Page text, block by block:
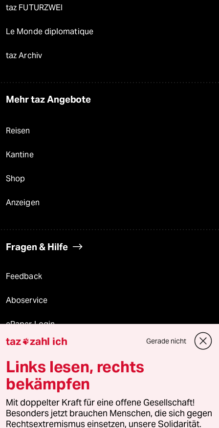
taz FUTURZWEI
Le Monde diplomatique
taz Archiv
Mehr taz Angebote
Reisen
Kantine
Shop
Anzeigen
Fragen & Hilfe
Feedback
Aboservice
ePaper Login
Downloads für Abonnierende
© 2026 taz Verlags und Vertriebs GmbH
Alle Rechte vorbehalten. Bei rechtlichen Fragen oder für Genehmigungen
wenden Sie sich bitte an lizenzen@taz.de
taz zahl ich Gerade nicht
Links lesen, rechts
bekämpfen
Mit doppelter Kraft für eine offene Gesellschaft!
Besonders jetzt brauchen Menschen, die sich gegen
Rechtsextremismus einsetzen, unsere Solidarität.